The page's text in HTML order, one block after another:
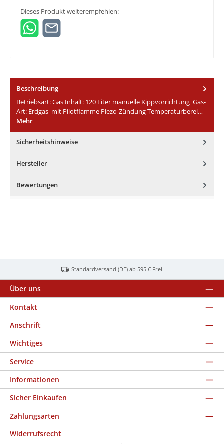
Dieses Produkt weiterempfehlen:
Beschreibung
Betriebsart: Gas Inhalt: 120 Liter manuelle Kippvorrichtung Gas-
Art: Erdgas mit Pilotflamme Piezo-Zündung Temperaturberei…
Mehr
Sicherheitshinweise
Hersteller
Bewertungen
Standardversand (DE) ab 595 € Frei
Über uns
Kontakt
Anschrift
Wichtiges
Service
Informationen
Sicher Einkaufen
Zahlungsarten
Widerrufsrecht